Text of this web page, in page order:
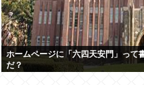
ホームページに「六四天安門」って
だ？